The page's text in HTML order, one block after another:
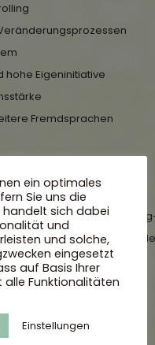
hohe Eigeninitiative
Fremdsprachen
elektronischen
Gehaltsvorstellung und
ausschließlich an:
ein optimales
Sie uns die
handelt sich dabei
und
und solche,
eingesetzt
auf Basis Ihrer
Funktionalitäten
Einstellungen